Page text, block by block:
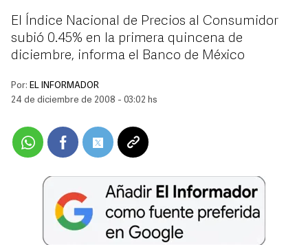
El Índice Nacional de Precios al Consumidor
subió 0.45% en la primera quincena de
diciembre, informa el Banco de México
Por: EL INFORMADOR
24 de diciembre de 2008 - 03:02 hs